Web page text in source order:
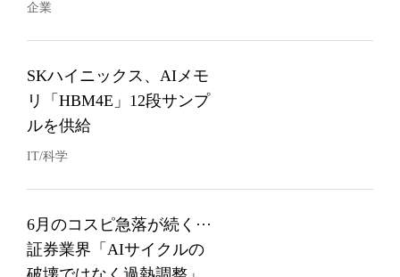
企業
SKハイニックス、AIメモ
リ「HBM4E」12段サンプ
ルを供給
IT/科学
6月のコスピ急落が続く···
証券業界「AIサイクルの